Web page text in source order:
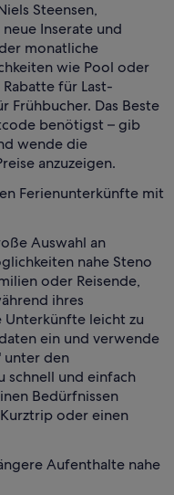
Steensen,
Inserate und
monatliche
wie Pool oder
für Last-
Frühbucher. Das Beste
benötigst – gib
wende die
anzuzeigen.
Ferienunterkünfte mit
Auswahl an
nahe Steno
oder Reisende,
ihres
Unterkünfte leicht zu
ein und verwende
unter den
schnell und einfach
Bedürfnissen
oder einen
Aufenthalte nahe